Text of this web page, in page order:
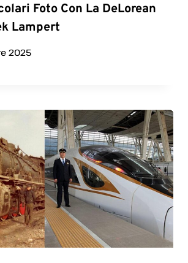
Foto Con La DeLorean
Lampert
2025